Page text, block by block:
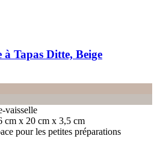
à Tapas Ditte, Beige
vaisselle
cm x 20 cm x 3,5 cm
pour les petites préparations